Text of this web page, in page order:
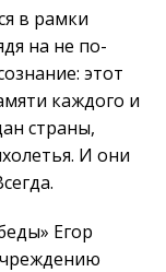
в рамки
на не по-
этот
каждого и
страны,
И они
Егор